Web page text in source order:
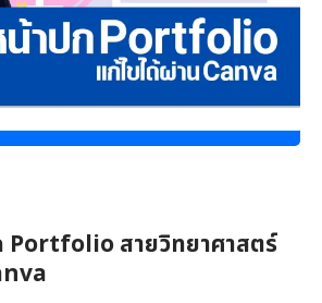
Portfolio สายวิทยาศาสตร์